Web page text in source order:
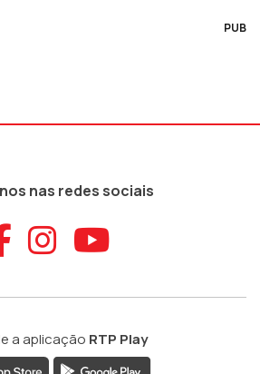
PUB
nas redes sociais
Aceder ao
Aceder ao
Aceder
a aplicação RTP Play